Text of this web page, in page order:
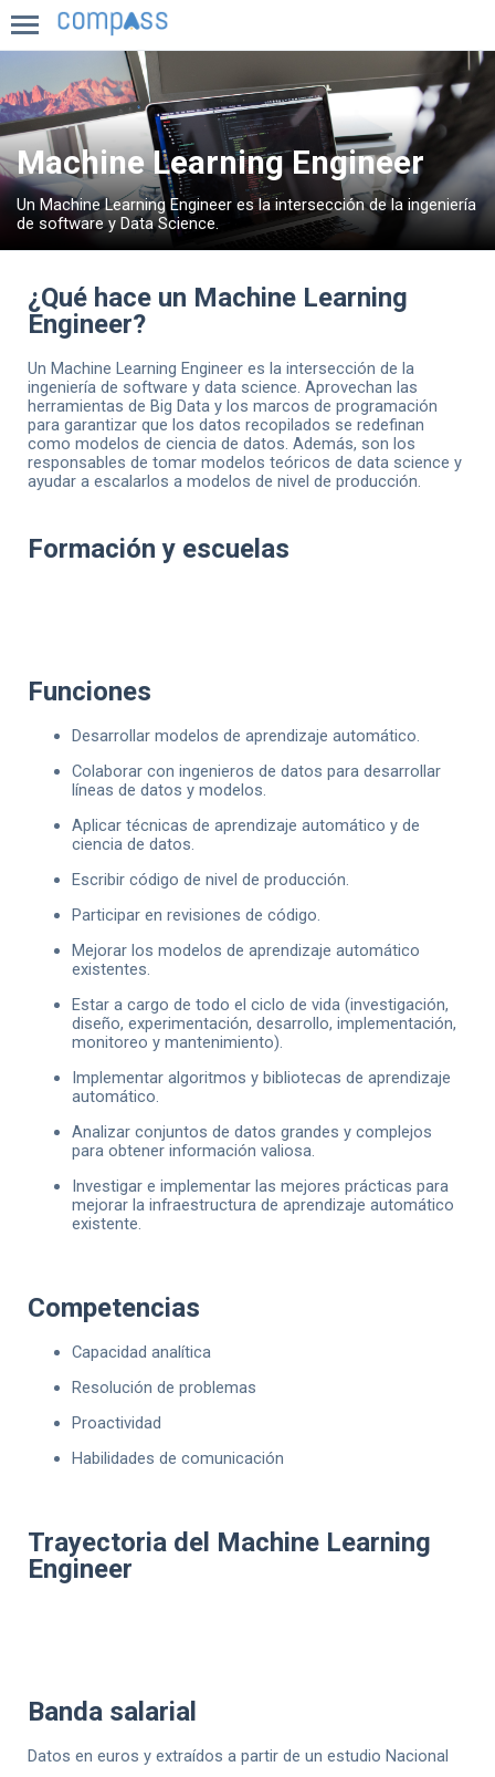
INICIO
COMPASS
BLOG
Machine Learning Engineer
Un Machine Learning Engineer es la intersección de la ingeniería
de software y Data Science.
¿Qué hace un Machine Learning
Engineer?
Un Machine Learning Engineer es la intersección de la
ingeniería de software y data science. Aprovechan las
herramientas de Big Data y los marcos de programación
para garantizar que los datos recopilados se redefinan
como modelos de ciencia de datos. Además, son los
responsables de tomar modelos teóricos de data science y
ayudar a escalarlos a modelos de nivel de producción.
Formación y escuelas
Funciones
Desarrollar modelos de aprendizaje automático.
Colaborar con ingenieros de datos para desarrollar
líneas de datos y modelos.
Aplicar técnicas de aprendizaje automático y de
ciencia de datos.
Escribir código de nivel de producción.
Participar en revisiones de código.
Mejorar los modelos de aprendizaje automático
existentes.
Estar a cargo de todo el ciclo de vida (investigación,
diseño, experimentación, desarrollo, implementación,
monitoreo y mantenimiento).
Implementar algoritmos y bibliotecas de aprendizaje
automático.
Analizar conjuntos de datos grandes y complejos
para obtener información valiosa.
Investigar e implementar las mejores prácticas para
mejorar la infraestructura de aprendizaje automático
existente.
Competencias
Capacidad analítica
Resolución de problemas
Proactividad
Habilidades de comunicación
Trayectoria del Machine Learning
Engineer
Banda salarial
Datos en euros y extraídos a partir de un estudio Nacional